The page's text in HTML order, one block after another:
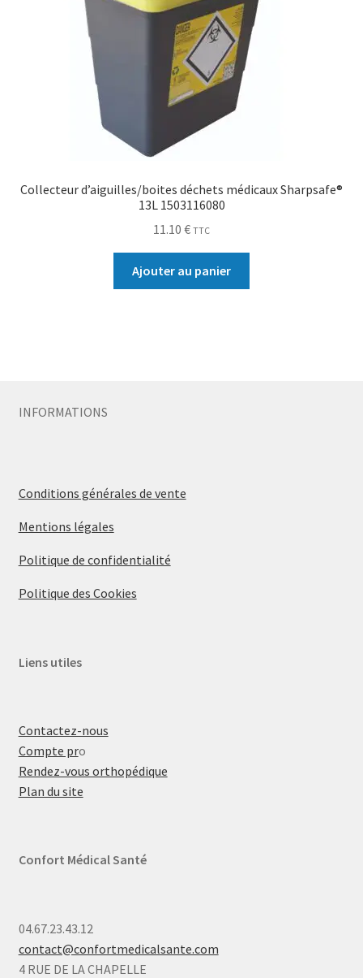
Collecteur d’aiguilles/boites déchets médicaux Sharpsafe®
13L 1503116080
11.10 € TTC
Ajouter au panier
INFORMATIONS
Conditions générales de vente
Mentions légales
Politique de confidentialité
Politique des Cookies
Liens utiles
Contactez-nous
Compte pro
Rendez-vous orthopédique
Plan du site
Confort Médical Santé
04.67.23.43.12
contact@confortmedicalsante.com
4 RUE DE LA CHAPELLE